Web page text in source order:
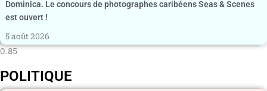
Dominica. Le concours de photographes caribéens Seas & Scenes
est ouvert !
5 août 2026
POLITIQUE